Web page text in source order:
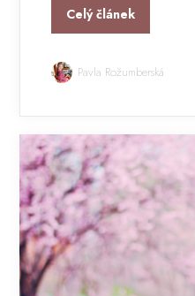
Celý článek
Pavla Rožumberská